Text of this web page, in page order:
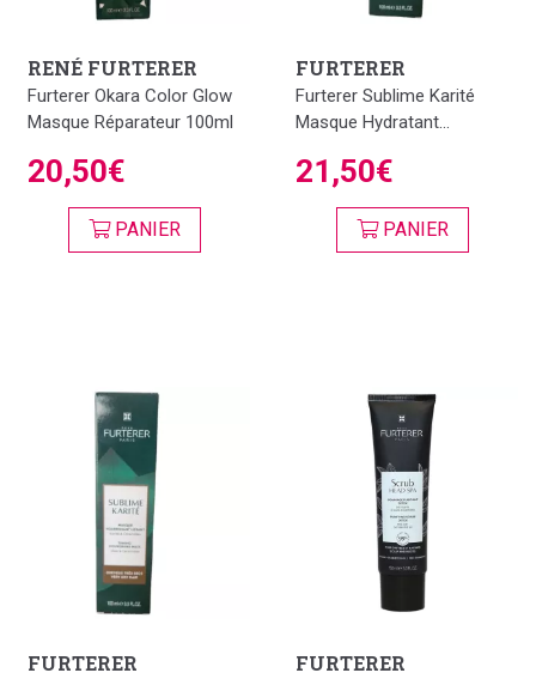
RENÉ FURTERER
Furterer Okara Color Glow
Masque Réparateur 100ml
20,50€
PANIER
FURTERER
Furterer Sublime Karité
Masque Hydratant...
21,50€
PANIER
FURTERER FURTERER